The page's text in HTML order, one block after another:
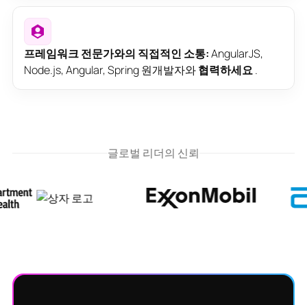
프레임워크 전문가와의 직접적인 소통:AngularJS,
Node.js, Angular, Spring 원개발자와협력하세요.
글로벌 리더의 신뢰